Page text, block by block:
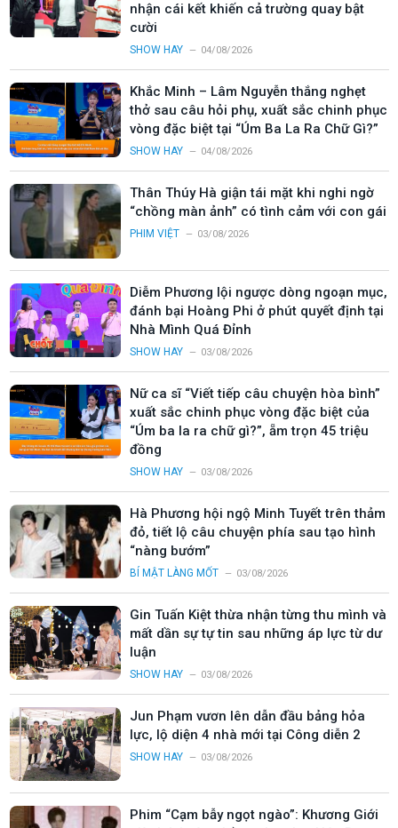
nhận cái kết khiến cả trường quay bật
cười
SHOW HAY 04/08/2026
Khắc Minh – Lâm Nguyễn thắng nghẹt
thở sau câu hỏi phụ, xuất sắc chinh phục
vòng đặc biệt tại “Úm Ba La Ra Chữ Gì?”
SHOW HAY 04/08/2026
Thân Thúy Hà giận tái mặt khi nghi ngờ
“chồng màn ảnh” có tình cảm với con gái
PHIM VIỆT 03/08/2026
Diễm Phương lội ngược dòng ngoạn mục,
đánh bại Hoàng Phi ở phút quyết định tại
Nhà Mình Quá Đỉnh
SHOW HAY 03/08/2026
Nữ ca sĩ “Viết tiếp câu chuyện hòa bình”
xuất sắc chinh phục vòng đặc biệt của
“Úm ba la ra chữ gì?”, ẵm trọn 45 triệu
đồng
SHOW HAY 03/08/2026
Hà Phương hội ngộ Minh Tuyết trên thảm
đỏ, tiết lộ câu chuyện phía sau tạo hình
“nàng bướm”
BÍ MẬT LÀNG MỐT 03/08/2026
Gin Tuấn Kiệt thừa nhận từng thu mình và
mất dần sự tự tin sau những áp lực từ dư
luận
SHOW HAY 03/08/2026
Jun Phạm vươn lên dẫn đầu bảng hỏa
lực, lộ diện 4 nhà mới tại Công diễn 2
SHOW HAY 03/08/2026
Phim “Cạm bẫy ngọt ngào”: Khương Giới